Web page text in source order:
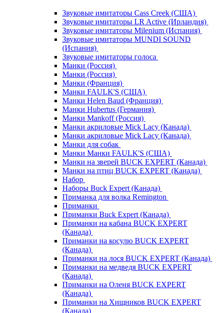
Звуковые имитаторы Cass Creek (США)
Звуковые имитаторы LR Active (Ирландия)
Звуковые имитаторы Milenium (Испания)
Звуковые имитаторы MUNDI SOUND
(Испания)
Звуковые имитаторы голоса
Манки (Россия)
Манки (Россия)
Манки (Франция)
Манки FAULK'S (США)
Манки Helen Baud (Франция)
Манки Hubertus (Германия)
Манки Mankoff (Россия)
Манки акриловые Mick Lacy (Канада)
Манки акриловые Mick Lacy (Канада)
Манки для собак
Манки Манки FAULK'S (США)
Манки на зверей BUCK EXPERT (Канада)
Манки на птиц BUCK EXPERT (Канада)
Набор
Наборы Buck Expert (Канада)
Приманка для волка Remington
Приманки
Приманки Buck Expert (Канада)
Приманки на кабана BUCK EXPERT
(Канада)
Приманки на косулю BUCK EXPERT
(Канада)
Приманки на лося BUCK EXPERT (Канада)
Приманки на медведя BUCK EXPERT
(Канада)
Приманки на Оленя BUCK EXPERT
(Канада)
Приманки на Хищников BUCK EXPERT
(Канада)